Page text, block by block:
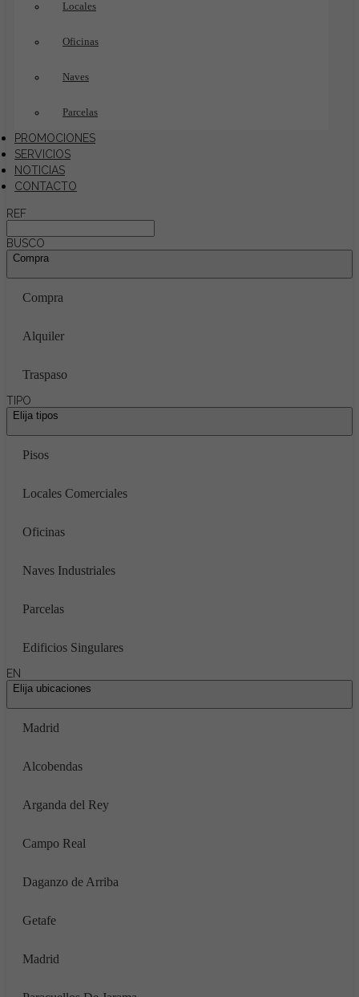
Locales
Oficinas
Naves
Parcelas
PROMOCIONES
SERVICIOS
NOTICIAS
CONTACTO
REF
BUSCO
Compra
Compra
Alquiler
Traspaso
TIPO
Elija tipos
Pisos
Locales Comerciales
Oficinas
Naves Industriales
Parcelas
Edificios Singulares
EN
Elija ubicaciones
Madrid
Alcobendas
Arganda del Rey
Campo Real
Daganzo de Arriba
Getafe
Madrid